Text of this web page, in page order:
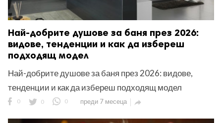
Най-добрите душове за баня през 2026:
видове, тенденции и как да избереш
подходящ модел
Най-добрите душове за баня през 2026: видове,
тенденции и как да избереш подходящ модел
0 0 0 преди 7 месеца 